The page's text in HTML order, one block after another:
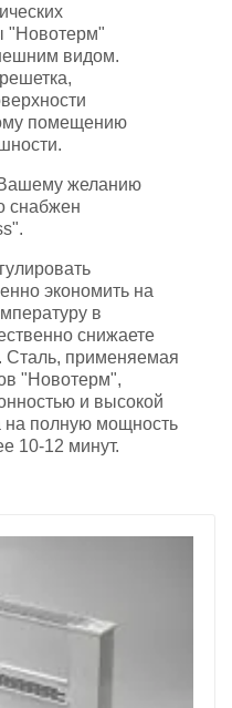
"Новотерм"
видом.
помещению
желанию
снабжен
экономить на
в
снижаете
Сталь, применяемая
"Новотерм",
и высокой
на полную мощность
10-12 минут.